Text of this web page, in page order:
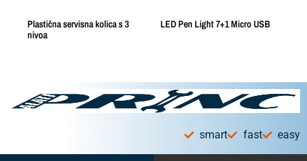
Plastična servisna kolica s 3
nivoa
LED Pen Light 7+1 Micro USB
smart fast easy